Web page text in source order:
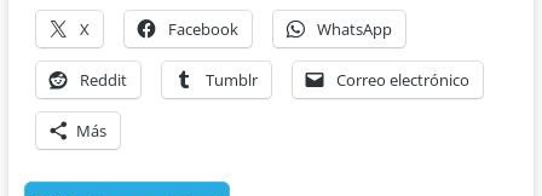
X Facebook WhatsApp
Reddit Tumblr Correo electrónico
Más